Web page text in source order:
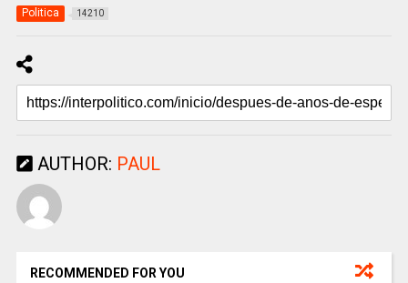
Politica 14210
AUTHOR: PAUL
RECOMMENDED FOR YOU